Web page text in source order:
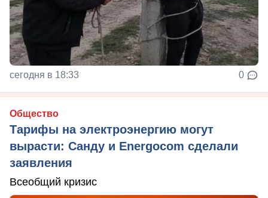
сегодня в 18:33 0
Общество
Тарифы на электроэнергию могут
вырасти: Санду и Energocom сделали
заявления
Всеобщий кризис